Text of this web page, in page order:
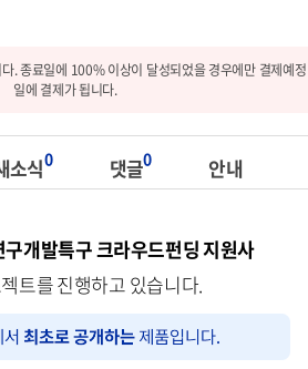
다. 종료일에 100% 이상이 달성되었을 경우에만 결제예정
일에 결제가 됩니다.
소식0 댓글0 안내
개발특구 크라우드펀딩 지원사
트를 진행하고 있습니다.